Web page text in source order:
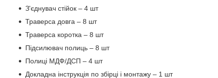
З'єднувач стійок – 4 шт
Траверса довга – 8 шт
Траверса коротка – 8 шт
Підсилювач полиць – 8 шт
Полиці МДФ/ДСП – 4 шт
Докладна інструкція по збірці і монтажу – 1 шт